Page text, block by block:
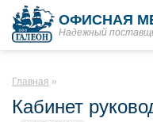
ОФИСНАЯ
Надежный
Главная
Кабинет